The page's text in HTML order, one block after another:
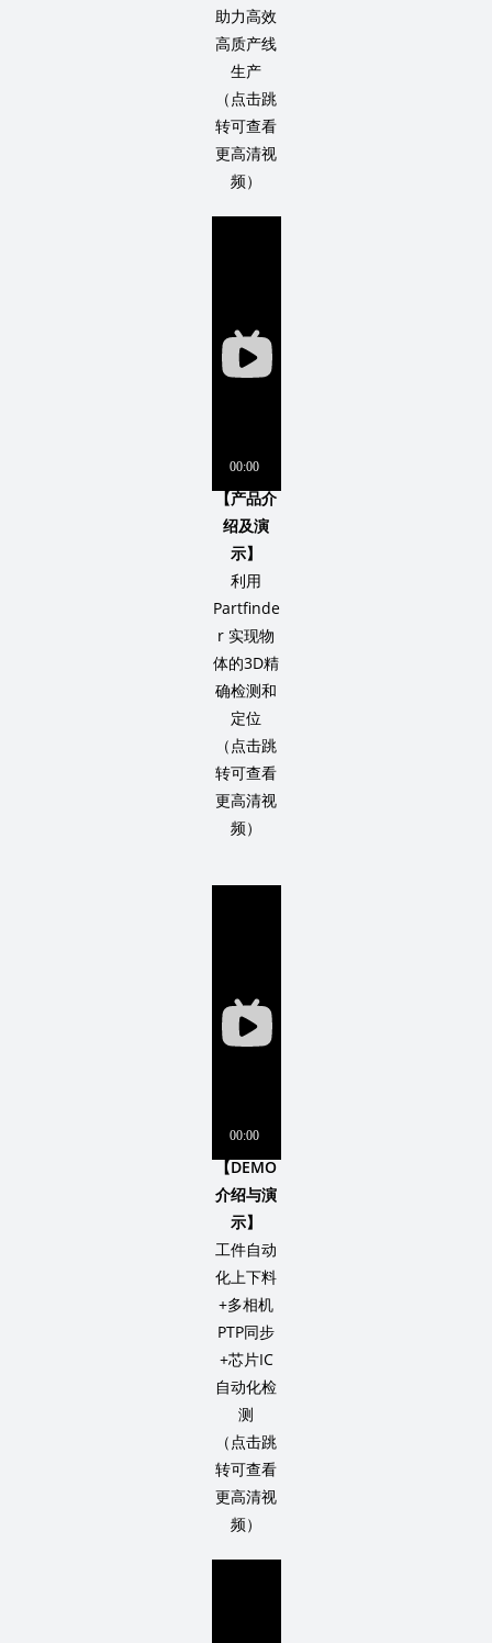
助力高效
高质产线
生产
（点击跳
转可查看
更高清视
频）
【产品介
绍及演
示】
利用
Partfinde
r 实现物
体的3D精
确检测和
定位
（点击跳
转可查看
更高清视
频）
【DEMO
介绍与演
示】
工件自动
化上下料
+多相机
PTP同步
+芯片IC
自动化检
测
（点击跳
转可查看
更高清视
频）